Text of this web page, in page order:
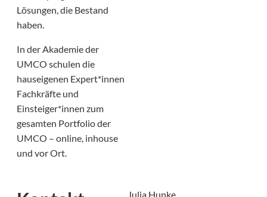
Lösungen, die Bestand
haben.
In der Akademie der
UMCO schulen die
hauseigenen Expert*innen
Fachkräfte und
Einsteiger*innen zum
gesamten Portfolio der
UMCO – online, inhouse
und vor Ort.
Julia Hunke